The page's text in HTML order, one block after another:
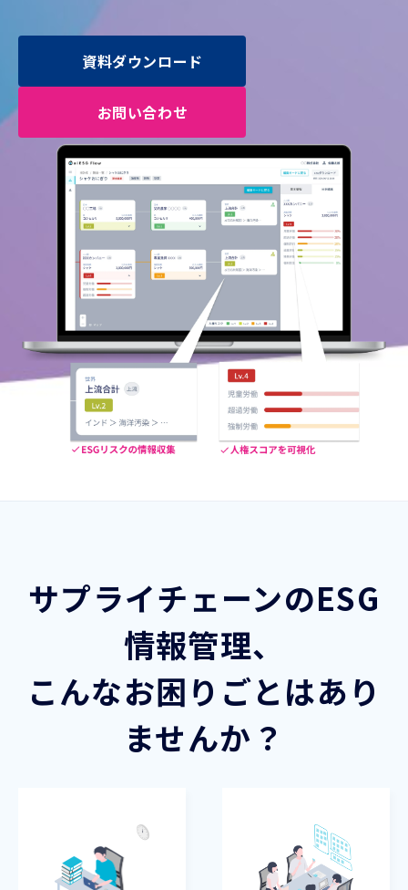
資料ダウンロード
お問い合わせ
サプライチェーンのESG
情報管理、
こんなお困りごとはあり
ませんか？